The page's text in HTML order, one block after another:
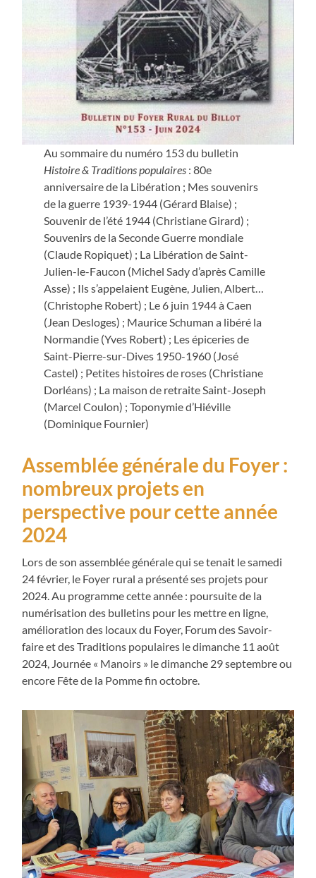
Au sommaire du numéro 153 du bulletin
Histoire & Traditions populaires : 80e
anniversaire de la Libération ; Mes souvenirs
de la guerre 1939-1944 (Gérard Blaise) ;
Souvenir de l’été 1944 (Christiane Girard) ;
Souvenirs de la Seconde Guerre mondiale
(Claude Ropiquet) ; La Libération de Saint-
Julien-le-Faucon (Michel Sady d’après Camille
Asse) ; Ils s’appelaient Eugène, Julien, Albert…
(Christophe Robert) ; Le 6 juin 1944 à Caen
(Jean Desloges) ; Maurice Schuman a libéré la
Normandie (Yves Robert) ; Les épiceries de
Saint-Pierre-sur-Dives 1950-1960 (José
Castel) ; Petites histoires de roses (Christiane
Dorléans) ; La maison de retraite Saint-Joseph
(Marcel Coulon) ; Toponymie d’Hiéville
(Dominique Fournier)
Assemblée générale du Foyer :
nombreux projets en
perspective pour cette année
2024
Lors de son assemblée générale qui se tenait le samedi
24 février, le Foyer rural a présenté ses projets pour
2024. Au programme cette année : poursuite de la
numérisation des bulletins pour les mettre en ligne,
amélioration des locaux du Foyer, Forum des Savoir-
faire et des Traditions populaires le dimanche 11 août
2024, Journée « Manoirs » le dimanche 29 septembre ou
encore Fête de la Pomme fin octobre.